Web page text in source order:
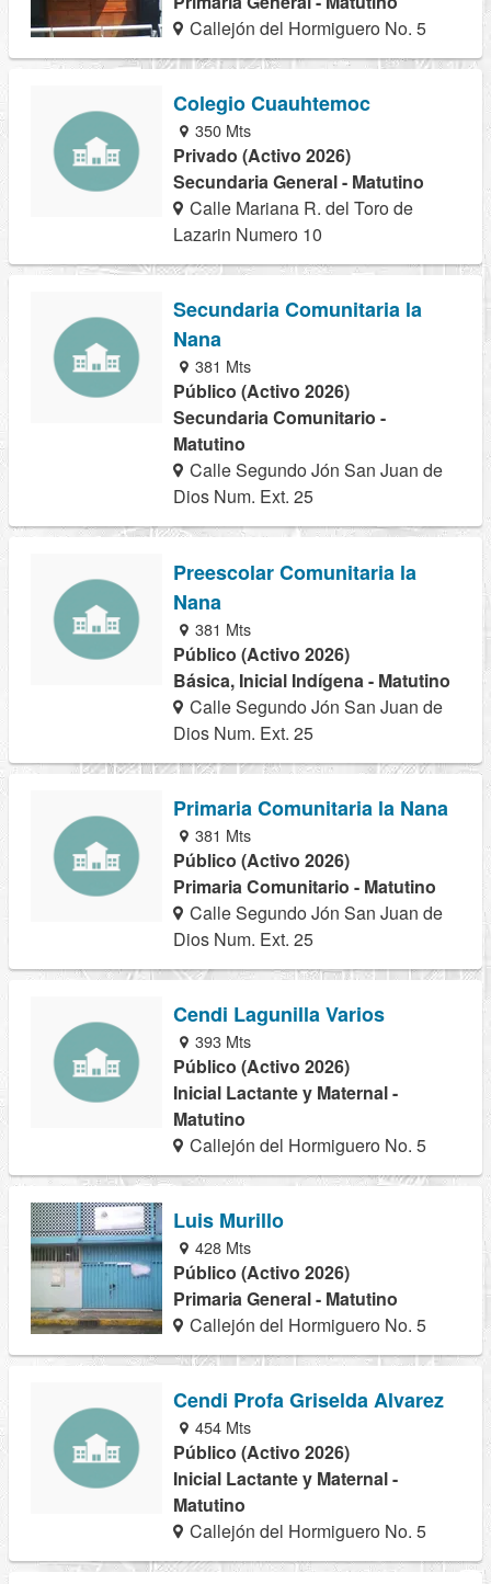
Callejón del Hormiguero No. 5
Colegio Cuauhtemoc
350 Mts
Privado (Activo 2026)
Secundaria General - Matutino
Calle Mariana R. del Toro de
Lazarin Numero 10
Secundaria Comunitaria la
Nana
381 Mts
Público (Activo 2026)
Secundaria Comunitario -
Matutino
Calle Segundo Jón San Juan de
Dios Num. Ext. 25
Preescolar Comunitaria la
Nana
381 Mts
Público (Activo 2026)
Básica, Inicial Indígena - Matutino
Calle Segundo Jón San Juan de
Dios Num. Ext. 25
Primaria Comunitaria la Nana
381 Mts
Público (Activo 2026)
Primaria Comunitario - Matutino
Calle Segundo Jón San Juan de
Dios Num. Ext. 25
Cendi Lagunilla Varios
393 Mts
Público (Activo 2026)
Inicial Lactante y Maternal -
Matutino
Callejón del Hormiguero No. 5
Luis Murillo
428 Mts
Público (Activo 2026)
Primaria General - Matutino
Callejón del Hormiguero No. 5
Cendi Profa Griselda Alvarez
454 Mts
Público (Activo 2026)
Inicial Lactante y Maternal -
Matutino
Callejón del Hormiguero No. 5